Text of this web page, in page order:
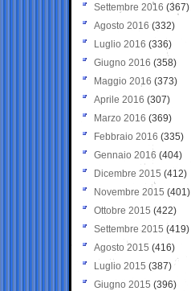
Settembre 2016 (367)
Agosto 2016 (332)
Luglio 2016 (336)
Giugno 2016 (358)
Maggio 2016 (373)
Aprile 2016 (307)
Marzo 2016 (369)
Febbraio 2016 (335)
Gennaio 2016 (404)
Dicembre 2015 (412)
Novembre 2015 (401)
Ottobre 2015 (422)
Settembre 2015 (419)
Agosto 2015 (416)
Luglio 2015 (387)
Giugno 2015 (396)